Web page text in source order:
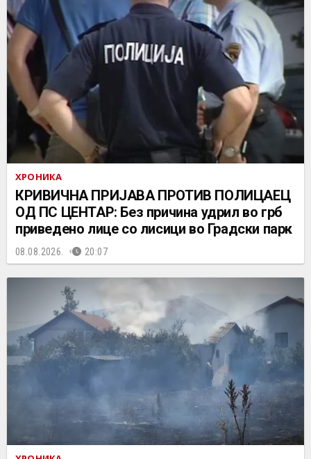
ХРОНИКА
КРИВИЧНА ПРИЈАВА ПРОТИВ ПОЛИЦАЕЦ
ОД ПС ЦЕНТАР: Без причина удрил во грб
приведено лице со лисици во Градски парк
08.08.2026. 20:07